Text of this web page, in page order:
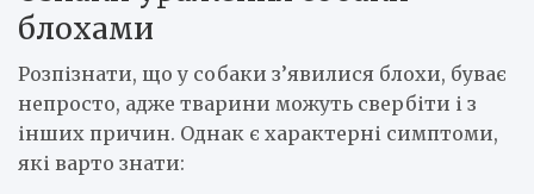
блохами
Розпізнати, що у собаки з’явилися блохи, буває
непросто, адже тварини можуть свербіти і з
інших причин. Однак є характерні симптоми,
які варто знати: